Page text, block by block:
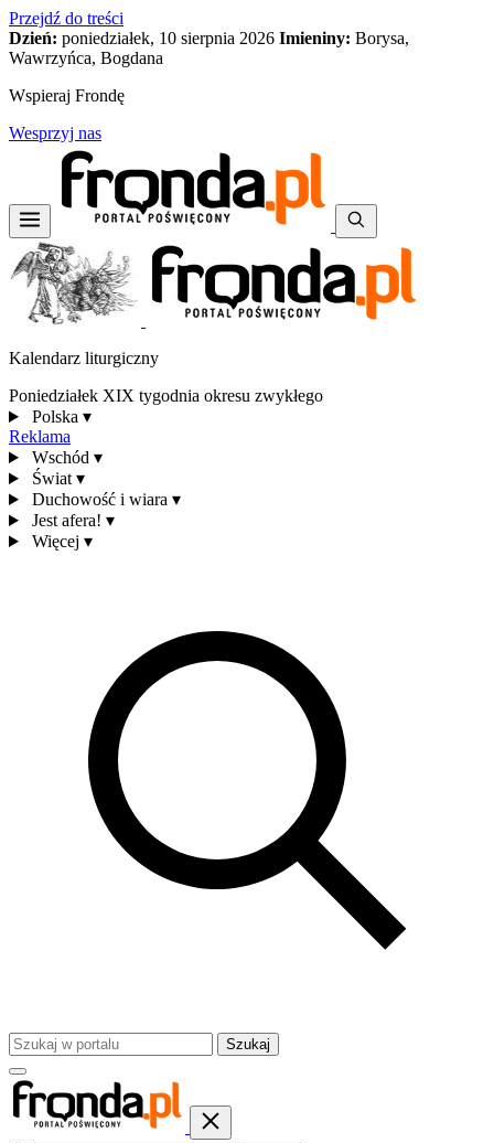
Przejdź do treści
Dzień: poniedziałek, 10 sierpnia 2026 Imieniny: Borysa,
Wawrzyńca, Bogdana
Wspieraj Frondę
Wesprzyj nas
Kalendarz liturgiczny
Poniedziałek XIX tygodnia okresu zwykłego
Polska ▾
Reklama
Wschód ▾
Świat ▾
Duchowość i wiara ▾
Jest afera! ▾
Więcej ▾
Szukaj